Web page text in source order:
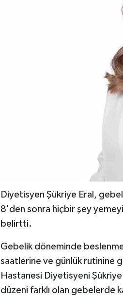
Diyetisyen Şükriye Eral,
8'den sonra hiçbir şey
belirtti.
Gebelik döneminde beslenme
saatlerine ve günlük rutinine
Hastanesi Diyetisyeni Şükriye
düzeni farklı olan gebelerde